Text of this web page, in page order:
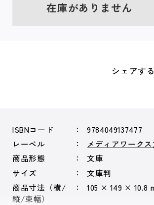
在庫がありません
シェアす
ISBNコード
9784049137477
レーベル
メディアワーク
商品形態
文庫
サイズ
文庫判
商品寸法（横/
縦/束幅）
105 × 149 × 10.8